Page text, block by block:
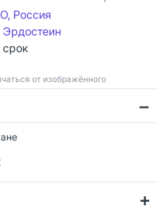
Россия
Эрдостеин
от изображённого